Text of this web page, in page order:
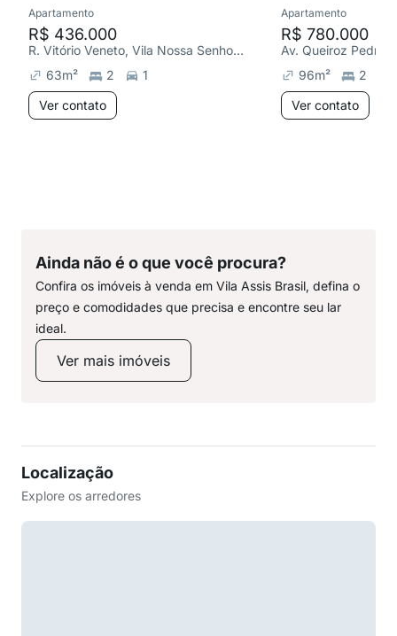
Apartamento
R$ 436.000
R. Vitório Veneto, Vila Nossa Senhora das Vitórias
63m² 2
1
Ver contato
Apartamento
R$ 780.000
Av. Queiroz
96m² 2
Ver contato
Ainda não é o que você procura?
Confira os imóveis à venda em Vila Assis Brasil, defina o
preço e comodidades que precisa e encontre seu lar
ideal.
Ver mais imóveis
Localização
Explore os arredores